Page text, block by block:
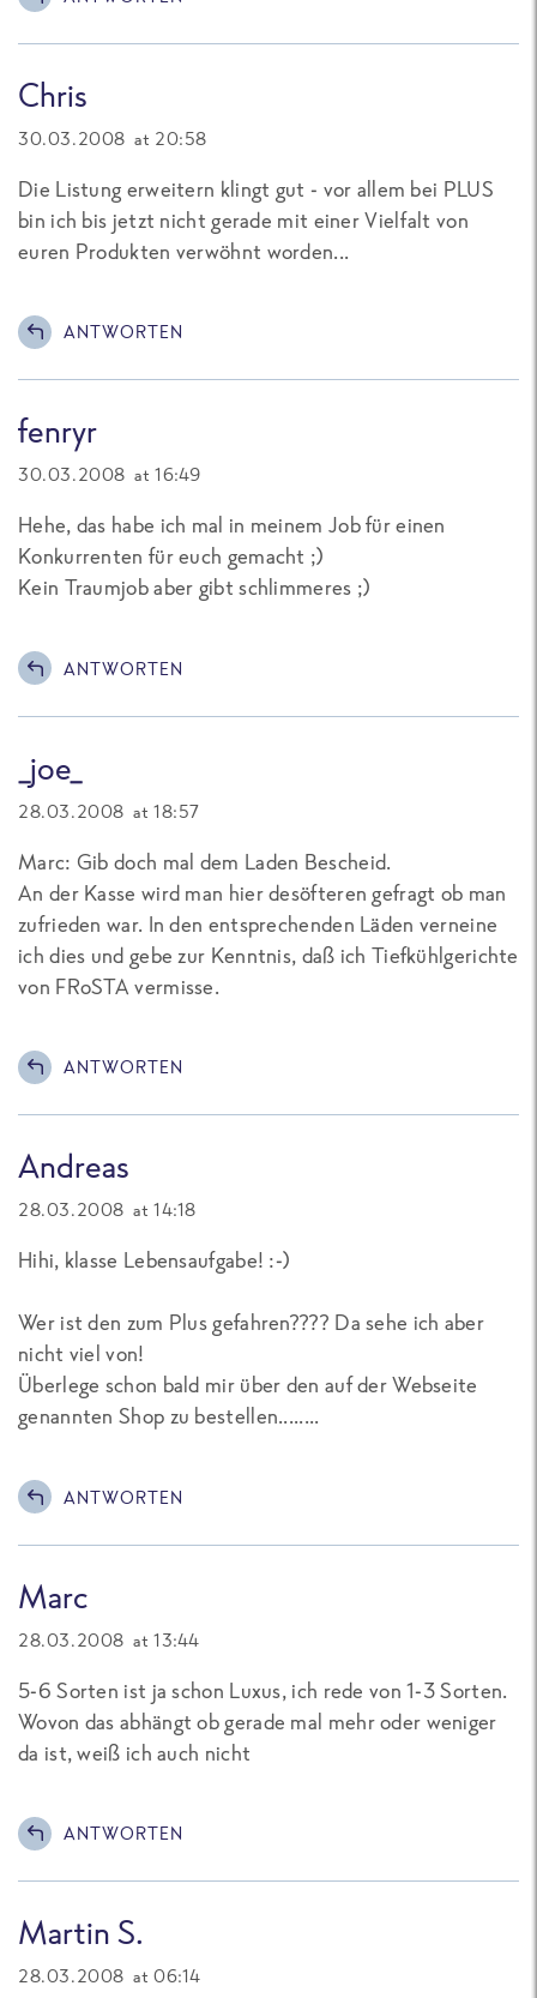
Chris
30.03.2008 at 20:58
Die Listung erweitern klingt gut - vor allem bei PLUS
bin ich bis jetzt nicht gerade mit einer Vielfalt von
euren Produkten verwöhnt worden...
ANTWORTEN
fenryr
30.03.2008 at 16:49
Hehe, das habe ich mal in meinem Job für einen
Konkurrenten für euch gemacht ;)
Kein Traumjob aber gibt schlimmeres ;)
ANTWORTEN
_joe_
28.03.2008 at 18:57
Marc: Gib doch mal dem Laden Bescheid.
An der Kasse wird man hier desöfteren gefragt ob man
zufrieden war. In den entsprechenden Läden verneine
ich dies und gebe zur Kenntnis, daß ich Tiefkühlgerichte
von FRoSTA vermisse.
ANTWORTEN
Andreas
28.03.2008 at 14:18
Hihi, klasse Lebensaufgabe! :-)
Wer ist den zum Plus gefahren???? Da sehe ich aber
nicht viel von!
Überlege schon bald mir über den auf der Webseite
genannten Shop zu bestellen........
ANTWORTEN
Marc
28.03.2008 at 13:44
5-6 Sorten ist ja schon Luxus, ich rede von 1-3 Sorten.
Wovon das abhängt ob gerade mal mehr oder weniger
da ist, weiß ich auch nicht
ANTWORTEN
Martin S.
28.03.2008 at 06:14